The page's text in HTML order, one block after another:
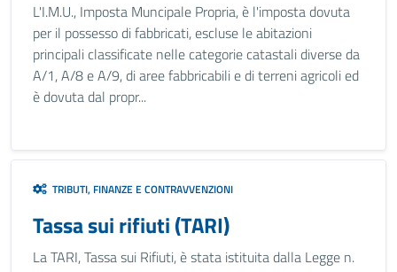
L'I.M.U., Imposta Muncipale Propria, è l'imposta dovuta
per il possesso di fabbricati, escluse le abitazioni
principali classificate nelle categorie catastali diverse da
A/1, A/8 e A/9, di aree fabbricabili e di terreni agricoli ed
è dovuta dal propr...
TRIBUTI, FINANZE E CONTRAVVENZIONI
Tassa sui rifiuti (TARI)
La TARI, Tassa sui Rifiuti, è stata istituita dalla Legge n.